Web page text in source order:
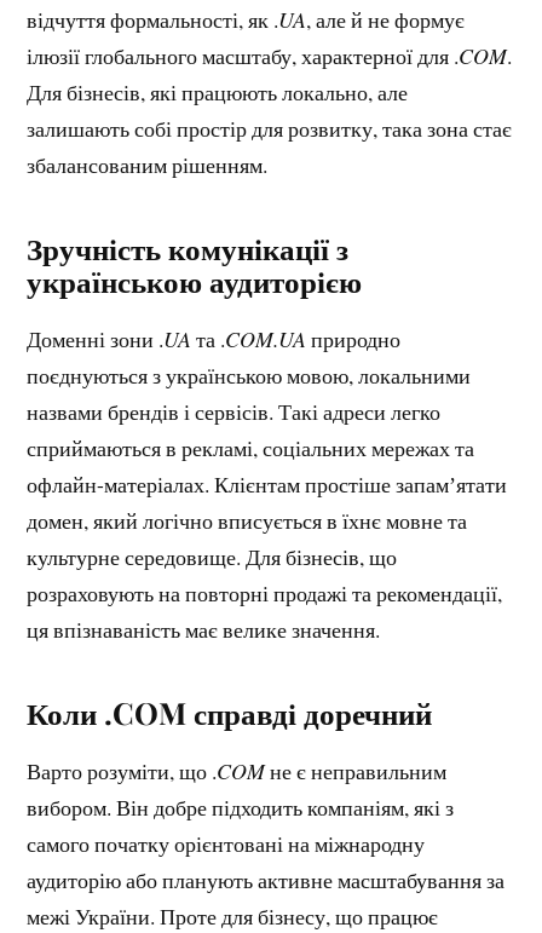
відчуття формальності, як .UA, але й не формує
ілюзії глобального масштабу, характерної для .COM.
Для бізнесів, які працюють локально, але
залишають собі простір для розвитку, така зона стає
збалансованим рішенням.
Зручність комунікації з
українською аудиторією
Доменні зони .UAта .COM.UA природно
поєднуються з українською мовою, локальними
назвами брендів і сервісів. Такі адреси легко
сприймаються в рекламі, соціальних мережах та
офлайн-матеріалах. Клієнтам простіше запамʼятати
домен, який логічно вписується в їхнє мовне та
культурне середовище. Для бізнесів, що
розраховують на повторні продажі та рекомендації,
ця впізнаваність має велике значення.
Коли .COM справді доречний
Варто розуміти, що .COMне є неправильним
вибором. Він добре підходить компаніям, які з
самого початку орієнтовані на міжнародну
аудиторію або планують активне масштабування за
межі України. Проте для бізнесу, що працює